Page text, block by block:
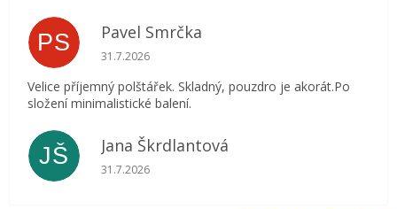
PS Pavel Smrčka
Hodnocení obchodu je 5 z 5 hvězdiček.
31.7.2026
Velice příjemný polštářek. Skladný, pouzdro je akorát.Po
složení minimalistické balení.
JŠ Jana Škrdlantová
Hodnocení obchodu je 5 z 5 hvězdiček.
31.7.2026